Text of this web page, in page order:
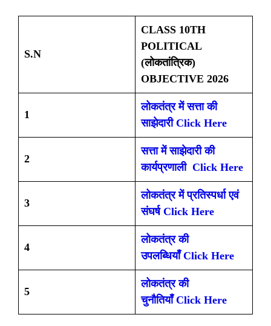
S.N
CLASS 10TH
POLITICAL
(लोकतांत्रिक)
OBJECTIVE 2026
1
लोकतंत्र में सत्ता की
साझेदारी Click Here
2
सत्ता में साझेदारी की
कार्यप्रणाली Click Here
3
लोकतंत्र में प्रतिस्पर्धा एवं
संघर्ष Click Here
4
लोकतंत्र की
उपलब्धियाँ Click Here
5
लोकतंत्र की
चुनौतियाँ Click Here